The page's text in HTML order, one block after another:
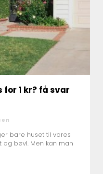
1 kr? få svar
bare huset til vores
og bøvl. Men kan man